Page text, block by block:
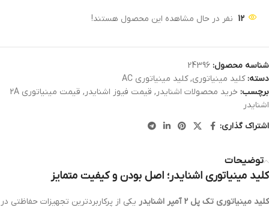
12 نفر در حال مشاهده این محصول هستند!
شناسه محصول: 24396
دسته: کلید مینیاتوری, کلید مینیاتوری AC
برچسب: خرید محصولات اشنایدر, قیمت فیوز اشنایدر,
قیمت مینیاتوری 2A
اشنایدر
اشتراک گذاری:
توضیحات
کلید مینیاتوری اشنایدر؛ اصل بودن و کیفیت متمایز
کلید مینیاتوری تک پل 2 آمپر اشنایدر
یکی از پرکاربردترین تجهیزات حفاظتی در